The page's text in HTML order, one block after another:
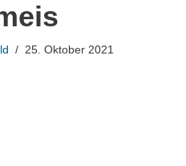
25. Oktober 2021